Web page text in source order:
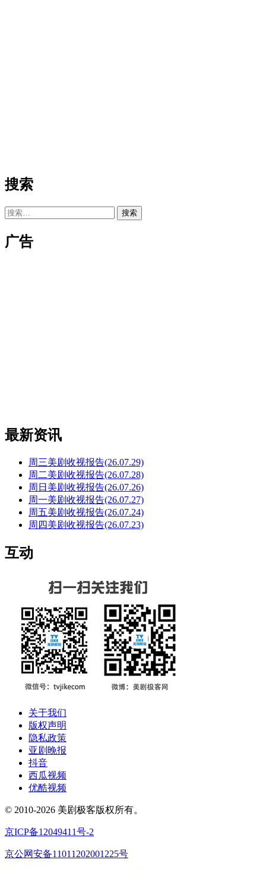
搜索
搜
广告
最新资讯
周三美剧收视报告(26.07.29)
周二美剧收视报告(26.07.28)
周日美剧收视报告(26.07.26)
周一美剧收视报告(26.07.27)
周五美剧收视报告(26.07.24)
周四美剧收视报告(26.07.23)
互动
关于我们
版权声明
隐私政策
亚剧晚报
抖音
西瓜视频
优酷视频
© 2010-2026 美剧极客版权所有。
京ICP备12049411号-2
京公网安备11011202001225号